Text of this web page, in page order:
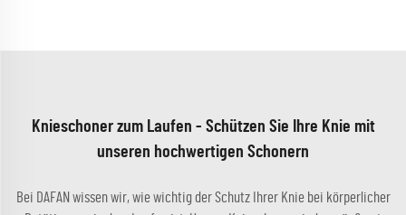
Knieschoner zum Laufen - Schützen Sie Ihre Knie mit
unseren hochwertigen Schonern
Bei DAFAN wissen wir, wie wichtig der Schutz Ihrer Knie bei körperlicher